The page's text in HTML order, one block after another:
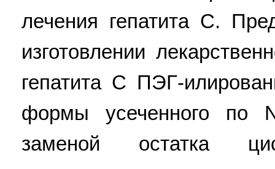
лечения гепатита С.
изготовлении
гепатита С ПЭГ-
формы усеченного по
заменой остатка